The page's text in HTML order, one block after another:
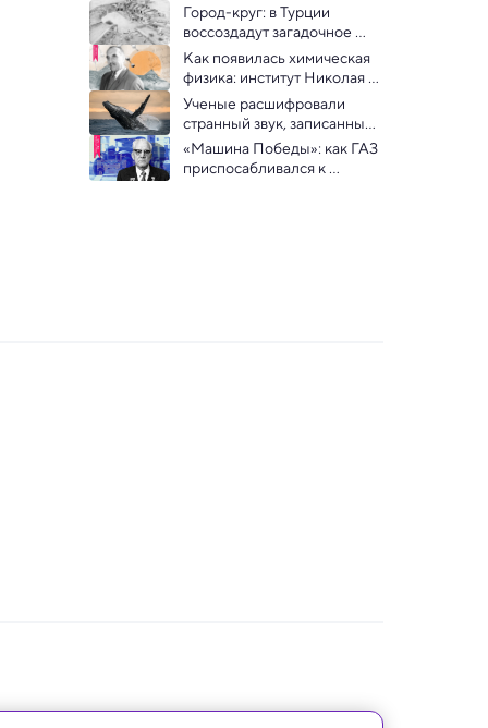
Город-круг: в Турции
воссоздадут загадочное
поселение возрастом 4500
лет
Как появилась химическая
физика: институт Николая
Семенова
Ученые расшифровали
странный звук, записанный
на Бермудах в 1949 году
«Машина Победы»: как ГАЗ
приспосабливался к